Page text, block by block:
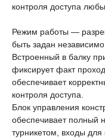
контроля доступа
Режим работы —
быть задан
Встроенный в балку
фиксирует факт
обеспечивает
контроля доступа.
Блок управления
обеспечивает полный
турникетом, входы